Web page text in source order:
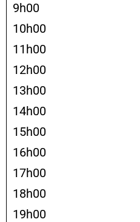
9h00
10h00
11h00
12h00
13h00
14h00
15h00
16h00
17h00
18h00
19h00